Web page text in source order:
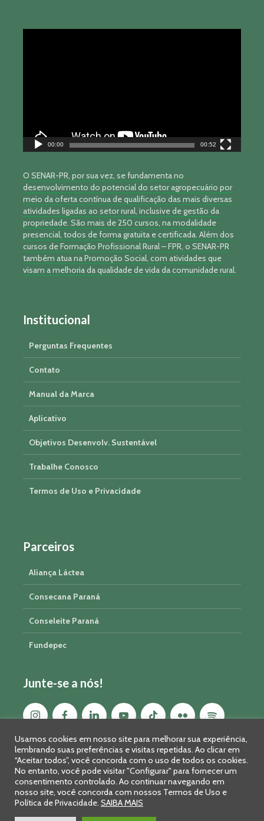
00:00 00:52
O SENAR-PR, por sua vez, se fundamenta no
desenvolvimento do potencial do setor agropecuário por
meio da oferta contínua de qualificação das mais diversas
atividades ligadas ao setor rural, inclusive de gestão da
propriedade. São mais de 250 cursos, na modalidade
presencial, todos de forma gratuita e certificada. Além dos
cursos de Formação Profissional Rural – FPR, o SENAR-PR
também atua na Promoção Social, com atividades que
visam a melhoria da qualidade de vida da comunidade rural.
Institucional
Perguntas Frequentes
Contato
Manual da Marca
Aplicativo
Objetivos Desenvolv. Sustentável
Trabalhe Conosco
Termos de Uso e Privacidade
Parceiros
Aliança Láctea
Consecana Paraná
Conseleite Paraná
Fundepec
Junte-se a nós!
Sistema FAEP/SENAR-PR © 2026 · R. Marechal Deodoro, 450, 14º
Usamos cookies em nosso site para melhorar sua experiência,
lembrando suas preferências e visitas repetidas. Ao clicar em
“Aceitar todos”, você concorda com o uso de todos os cookies.
No entanto, você pode visitar "Configurar" para fornecer um
consentimento controlado. Ao continuar navegando em
nosso site, você concorda com nossos Termos de Uso e
Política de Privacidade. SAIBA MAIS